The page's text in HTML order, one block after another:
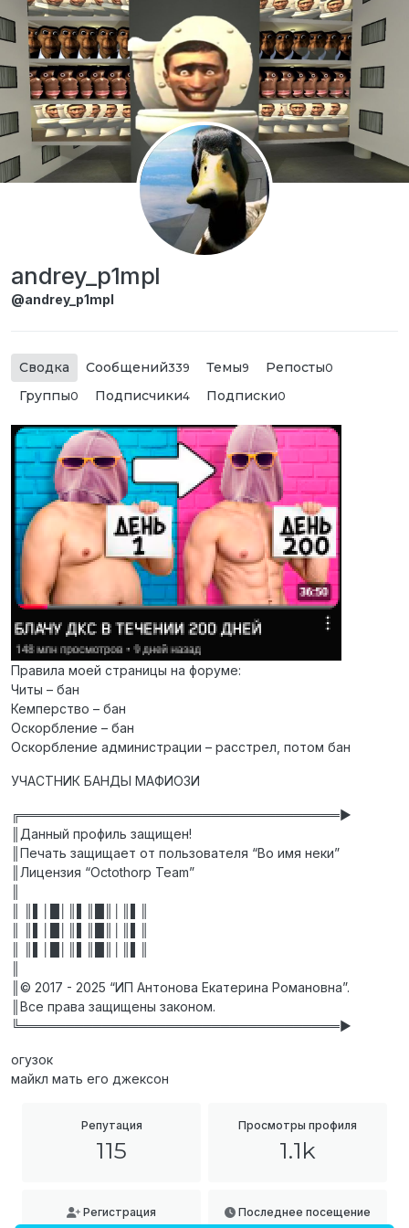
Перейти к содержимому
andrey_p1mpl
@andrey_p1mpl
Сводка Сообщений339 Темы9 Репосты0
Группы0 Подписчики4 Подписки0
Правила моей страницы на форуме:
Читы – бан
Кемперство – бан
Оскорбление – бан
Оскорбление администрации – расстрел, потом бан
УЧАСТНИК БАНДЫ МАФИОЗИ
╔═══════════════════════════════════►
║Данный профиль защищен!
║Печать защищает от пользователя “Во имя неки”
║Лицензия “Octothorp Team”
║© 2017 - 2025 “ИП Антонова Екатерина Романовна”.
║Все права защищены законом.
╚═══════════════════════════════════►
огузок
майкл мать его джексон
Репутация
115
Просмотры профиля
1.1k
Регистрация Последнее посещение